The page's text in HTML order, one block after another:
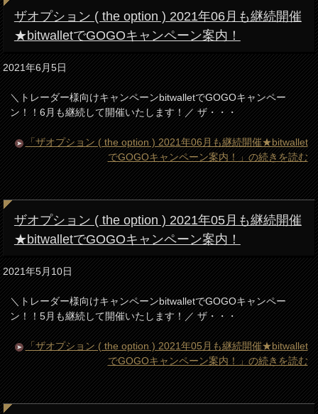
ザオプション ( the option ) 2021年06月も継続開催
★bitwalletでGOGOキャンペーン案内！
2021年6月5日
＼トレーダー様向けキャンペーンbitwalletでGOGOキャンペー
ン！！6月も継続して開催いたします！／ ザ・・・
「ザオプション ( the option ) 2021年06月も継続開催★bitwallet
でGOGOキャンペーン案内！」の続きを読む
ザオプション ( the option ) 2021年05月も継続開催
★bitwalletでGOGOキャンペーン案内！
2021年5月10日
＼トレーダー様向けキャンペーンbitwalletでGOGOキャンペー
ン！！5月も継続して開催いたします！／ ザ・・・
「ザオプション ( the option ) 2021年05月も継続開催★bitwallet
でGOGOキャンペーン案内！」の続きを読む